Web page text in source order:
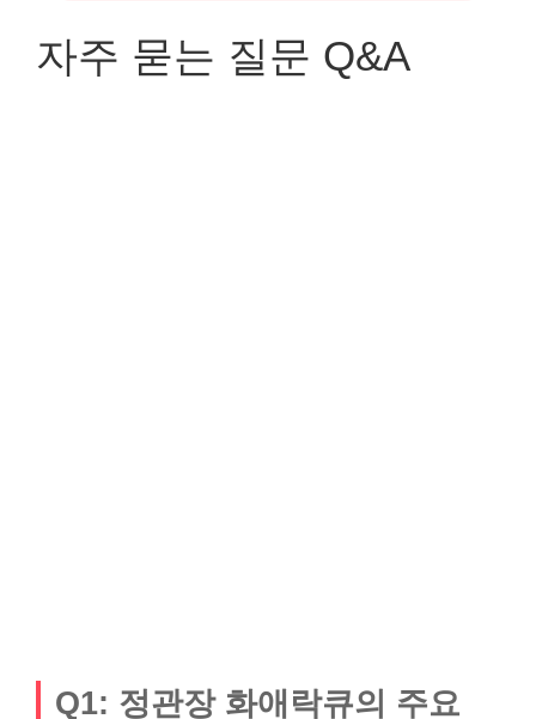
자주 묻는 질문 Q&A
Q1: 정관장 화애락큐의 주요